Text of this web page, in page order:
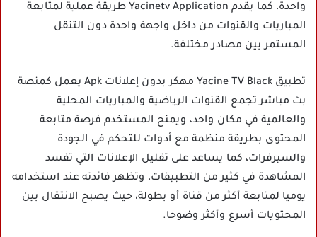
واحدة، كما يقدم Yacinetv Application طريقة عملية لمتابعة
المباريات والقنوات من داخل واجهة واحدة دون التنقل
المستمر بين مصادر مختلفة.
تطبيق Yacine TV Black مهكر بدون إعلانات Apk يعمل كمنصة
بث مباشر تجمع القنوات الرياضية والمباريات المحلية
والعالمية في مكان واحد، ويمنح المستخدم فرصة متابعة
المحتوى بطريقة منظمة مع أدوات للتحكم في الجودة
والسيرفرات، كما يساعد على تقليل الإعلانات التي تفسد
المشاهدة في كثير من التطبيقات، وتظهر فائدته عند استخدامه
يوميا لمتابعة أكثر من قناة أو بطولة، حيث يصبح الانتقال بين
المحتويات أسرع وأكثر وضوحا.